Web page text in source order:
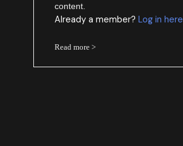
content.
Already a member?Log in here
Read more >